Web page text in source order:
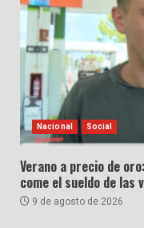
Nacional Social
Verano a precio de
come el sueldo de las
9 de agosto de 2026